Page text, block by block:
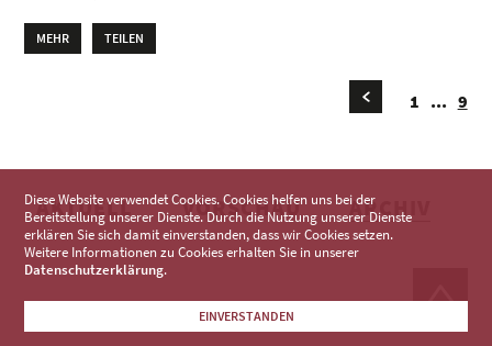
MEHR TEILEN
1 ... 9
AKTUELL VORSCHAU ARCHIV
Diese Website verwendet Cookies. Cookies helfen uns bei der
Bereitstellung unserer Dienste. Durch die Nutzung unserer Dienste
erklären Sie sich damit einverstanden, dass wir Cookies setzen.
Weitere Informationen zu Cookies erhalten Sie in unserer
Datenschutzerklärung.
EINVERSTANDEN